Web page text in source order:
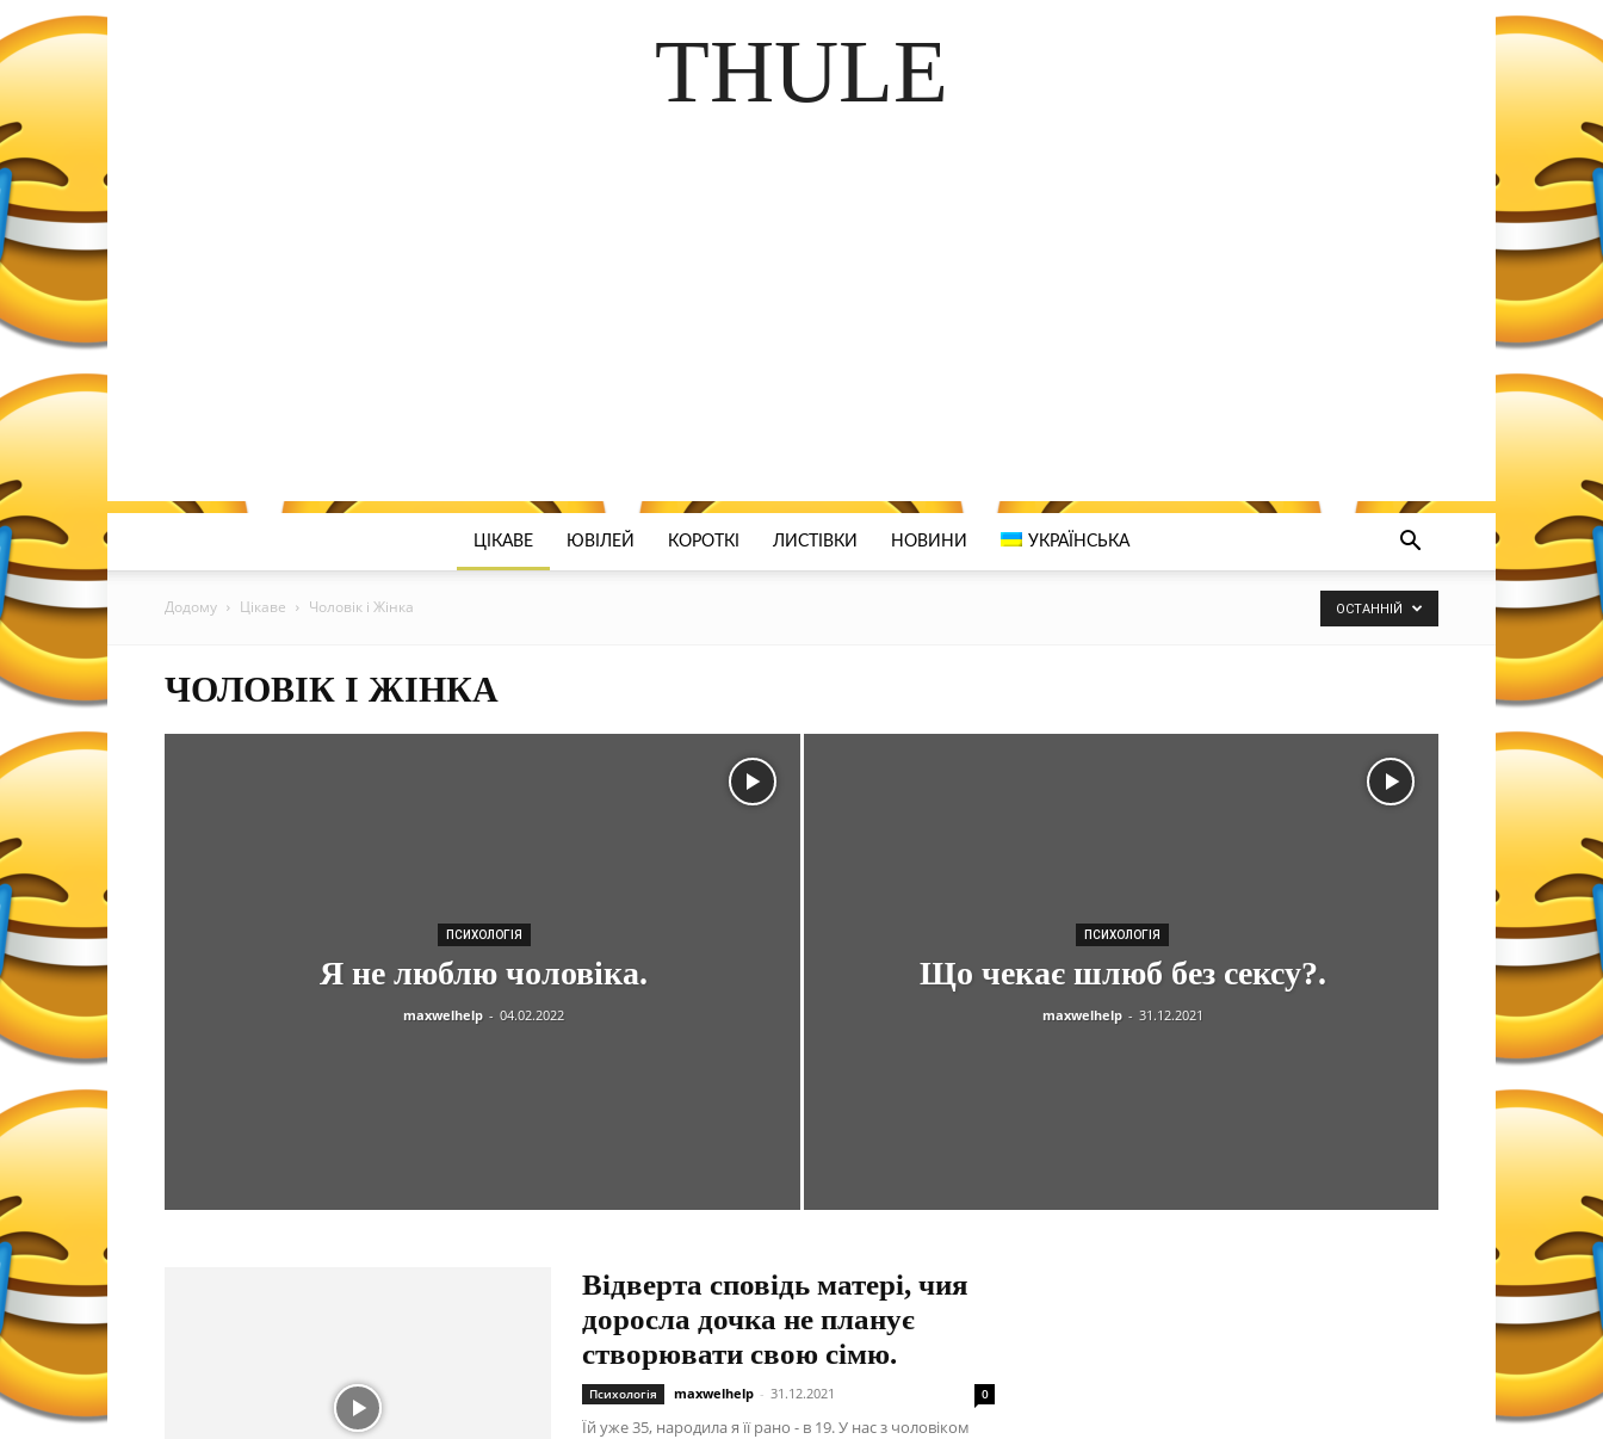
THULE
ЦІКАВЕ ЮВІЛЕЙ КОРОТКІ ЛИСТІВКИ НОВИНИ УКРАЇНСЬКА
Додому Цікаве Чоловік і Жінка ОСТАННІЙ
ЧОЛОВІК І ЖІНКА
ПСИХОЛОГІЯ
Я не люблю чоловіка.
maxwelhelp - 04.02.2022
ПСИХОЛОГІЯ
Що чекає шлюб без сексу?.
maxwelhelp - 31.12.2021
Відверта сповідь матері, чия
доросла дочка не планує
створювати свою сімю.
Психологія maxwelhelp - 31.12.2021 0
Їй уже 35, народила я її рано - в 19. У нас з чоловіком